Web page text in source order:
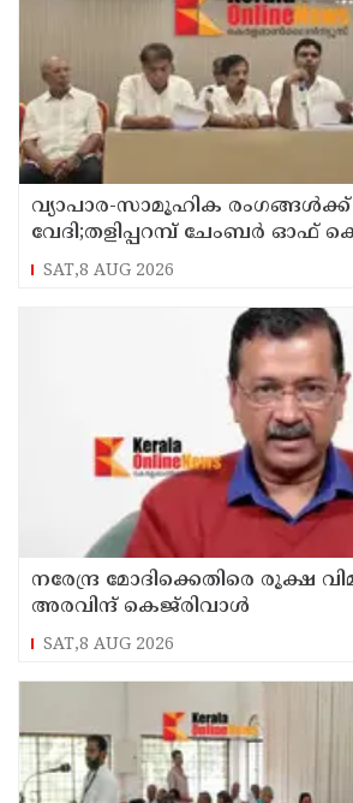
വ്യാപാര-സാമൂഹിക
വേദി;തളിപ്പറമ്പ് ചേംബർ ഓഫ്
ഓഫീസും കോൺഫറൻസ് ഹാളും
SAT,8 AUG 2026
നരേന്ദ്ര മോദിക്കെതിരെ രൂക്ഷ
അരവിന്ദ് കെജ്‌രിവാൾ
SAT,8 AUG 2026